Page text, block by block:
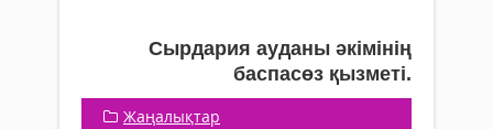
Сырдария ауданы әкімінің
баспасөз қызметі.
Жаңалықтар